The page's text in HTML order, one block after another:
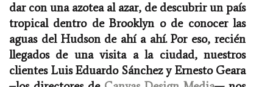
dar con una azotea al azar, de descubrir un país
tropical dentro de Brooklyn o de conocer las
aguas del Hudson de ahí a ahí. Por eso, recién
llegados de una visita a la ciudad, nuestros
clientes Luis Eduardo Sánchez y Ernesto Geara